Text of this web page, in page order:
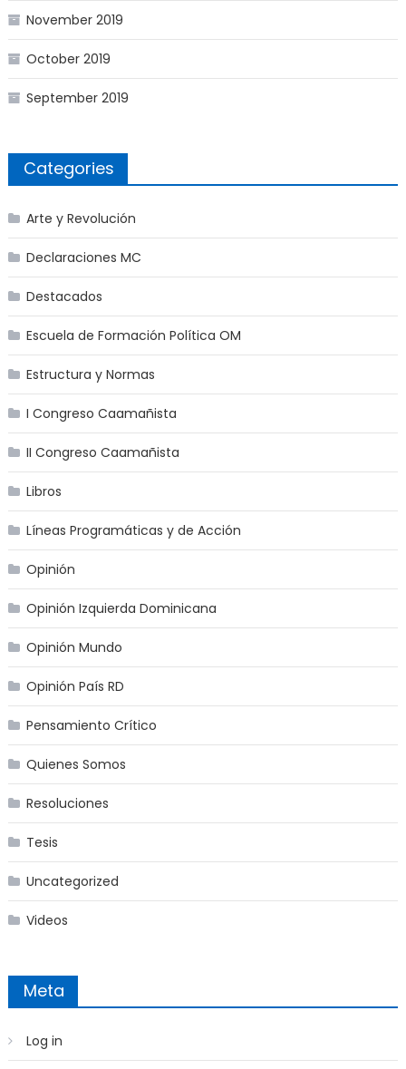
November 2019
October 2019
September 2019
Categories
Arte y Revolución
Declaraciones MC
Destacados
Escuela de Formación Política OM
Estructura y Normas
I Congreso Caamañista
II Congreso Caamañista
Libros
Líneas Programáticas y de Acción
Opinión
Opinión Izquierda Dominicana
Opinión Mundo
Opinión País RD
Pensamiento Crítico
Quienes Somos
Resoluciones
Tesis
Uncategorized
Videos
Meta
Log in